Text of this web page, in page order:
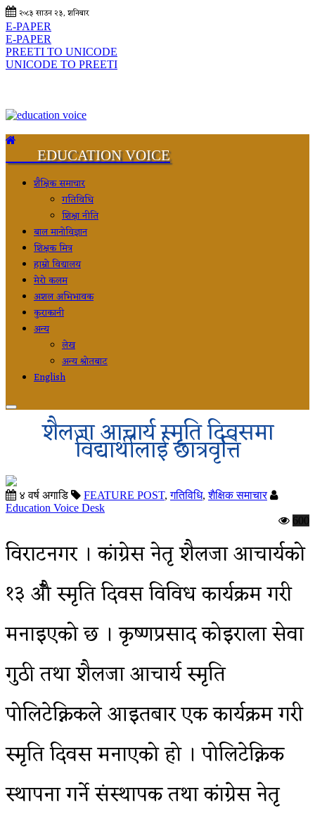
२०८३ साउन २३, शनिबार
E-PAPER
E-PAPER
PREETI TO UNICODE
UNICODE TO PREETI
EDUCATION VOICE
शैक्षिक समाचार
गतिविधि
शिक्षा नीति
बाल मानोविज्ञान
शिक्षक मित्र
हाम्रो विद्यालय
मेरो कलम
अशल अभिभावक
कुराकानी
अन्य
लेख
अन्य श्रोतबाट
English
शैलजा आचार्य स्मृति दिवसमा
विद्यार्थीलाई छात्रवृत्ति
४ वर्ष अगाडि FEATURE POST,गतिविधि,शैक्षिक समाचार
Education Voice Desk
600
विराटनगर । कांग्रेस नेतृ शैलजा आचार्यको
१३ औँ स्मृति दिवस विविध कार्यक्रम गरी
मनाइएको छ । कृष्णप्रसाद कोइराला सेवा
गुठी तथा शैलजा आचार्य स्मृति
पोलिटेक्निकले आइतबार एक कार्यक्रम गरी
स्मृति दिवस मनाएको हो । पोलिटेक्निक
स्थापना गर्ने संस्थापक तथा कांग्रेस नेतृ